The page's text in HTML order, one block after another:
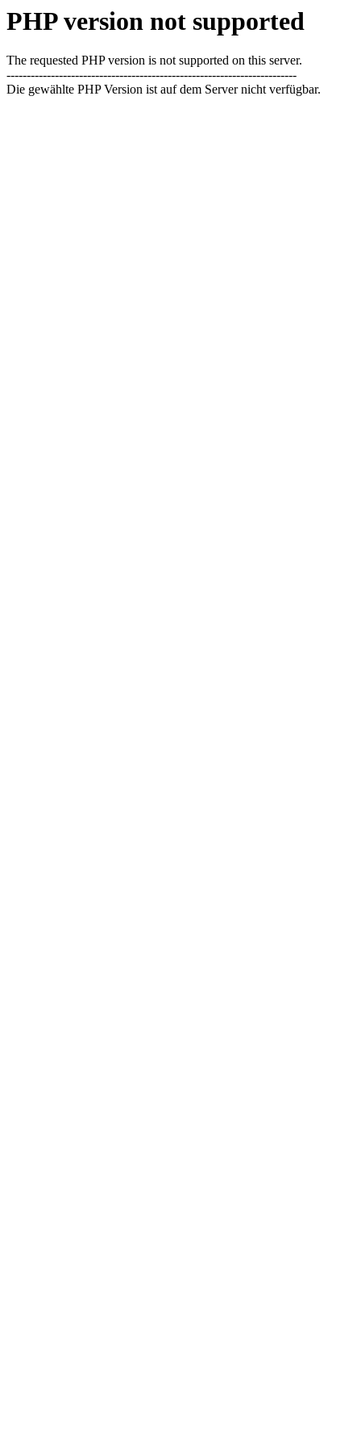
PHP version not supported
The requested PHP version is not supported on this server.
------------------------------------------------------------------------
Die gewählte PHP Version ist auf dem Server nicht verfügbar.